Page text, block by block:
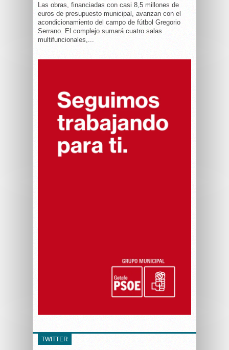
Las obras, financiadas con casi 8,5 millones de
euros de presupuesto municipal, avanzan con el
acondicionamiento del campo de fútbol Gregorio
Serrano. El complejo sumará cuatro salas
multifuncionales,...
TWITTER